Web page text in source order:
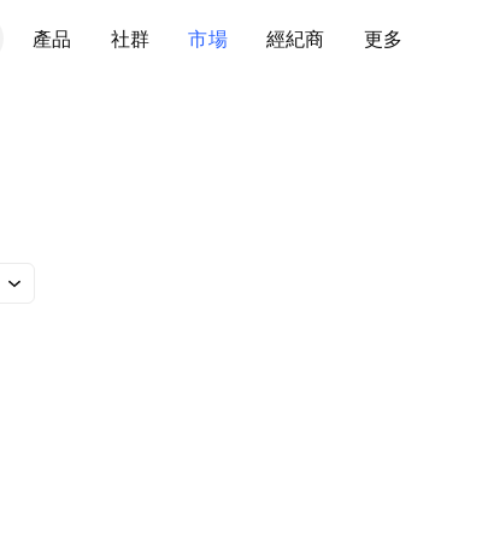
產品 社群 市場 經紀商 更多